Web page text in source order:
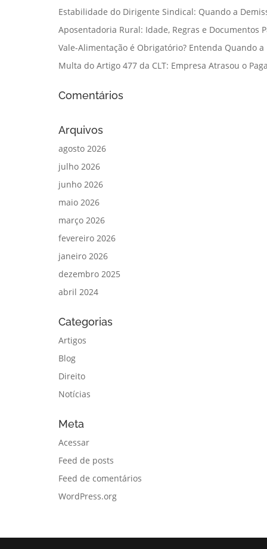
Estabilidade do Dirigente Sindical: Quando a
Aposentadoria Rural: Idade, Regras e Documentos
Vale-Alimentação é Obrigatório? Entenda Quando
Multa do Artigo 477 da CLT: Empresa Atrasou o
Comentários
Arquivos
agosto 2026
julho 2026
junho 2026
maio 2026
março 2026
fevereiro 2026
janeiro 2026
dezembro 2025
abril 2024
Categorias
Artigos
Blog
Direito
Notícias
Meta
Acessar
Feed de posts
Feed de comentários
WordPress.org